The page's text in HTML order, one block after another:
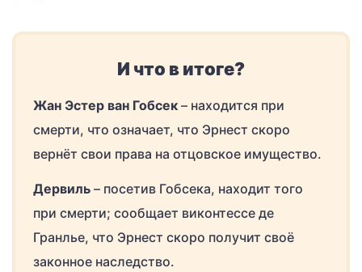
И что в итоге?
Жан Эстер ван Гобсек – находится при
смерти, что означает, что Эрнест скоро
вернёт свои права на отцовское имущество.
Дервиль – посетив Гобсека, находит того
при смерти; сообщает виконтессе де
Гранлье, что Эрнест скоро получит своё
законное наследство.